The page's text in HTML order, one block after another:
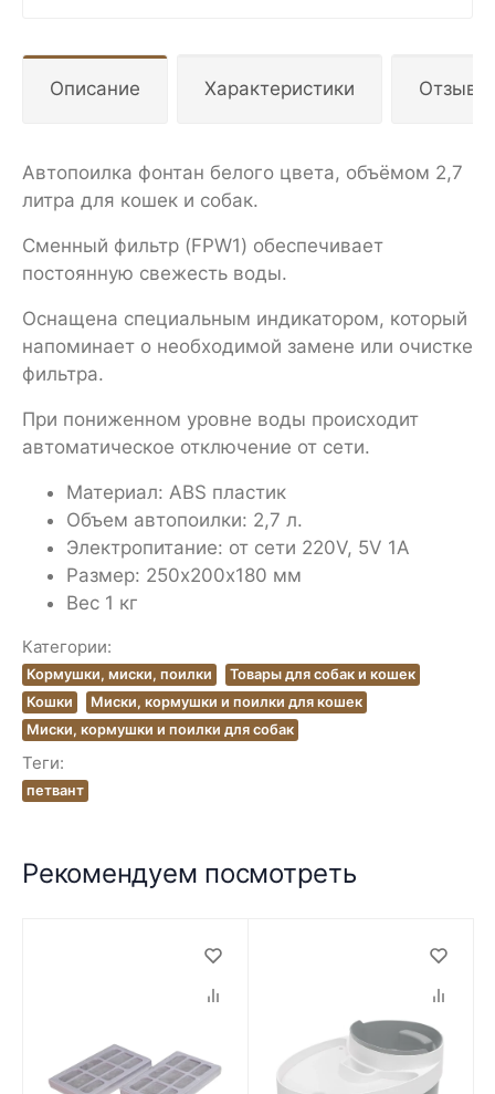
Описание Характеристики
Автопоилка фонтан белого цвета, объёмом 2,7
литра для кошек и собак.
Сменный фильтр (FPW1) обеспечивает
постоянную свежесть воды.
Оснащена специальным индикатором, который
напоминает о необходимой замене или очистке
фильтра.
При пониженном уровне воды происходит
автоматическое отключение от сети.
Материал: ABS пластик
Объем автопоилки: 2,7 л.
Электропитание: от сети 220V, 5V 1A
Размер: 250х200х180 мм
Вес 1 кг
Категории:
Кормушки, миски, поилки
Товары для собак и кошек
Кошки
Миски, кормушки и поилки для кошек
Миски, кормушки и поилки для собак
Теги:
петвант
Рекомендуем посмотреть